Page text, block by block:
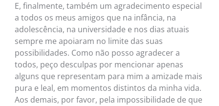
E, finalmente, também um agradecimento especial
a todos os meus amigos que na infância, na
adolescência, na universidade e nos dias atuais
sempre me apoiaram no limite das suas
possibilidades. Como não posso agradecer a
todos, peço desculpas por mencionar apenas
alguns que representam para mim a amizade mais
pura e leal, em momentos distintos da minha vida.
Aos demais, por favor, pela impossibilidade de que